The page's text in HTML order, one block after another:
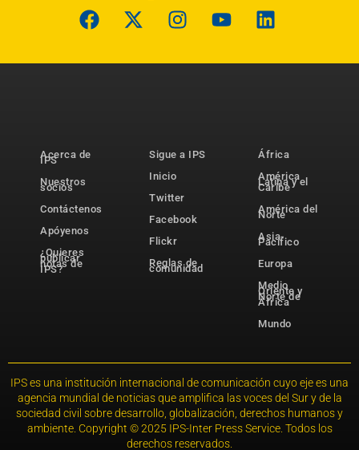
Acerca de
IPS
Nuestros
socios
Contáctenos
Apóyenos
¿Quieres
publicar
notas de
IPS?
Sigue a IPS
Inicio
Twitter
Facebook
Flickr
Reglas de
comunidad
África
América
Latina y el
Caribe
América del
Norte
Asia-
Pacífico
Europa
Medio
Oriente y
Norte de
África
Mundo
IPS es una institución internacional de comunicación cuyo eje es una
agencia mundial de noticias que amplifica las voces del Sur y de la
sociedad civil sobre desarrollo, globalización, derechos humanos y
ambiente. Copyright © 2025 IPS-Inter Press Service. Todos los
derechos reservados.